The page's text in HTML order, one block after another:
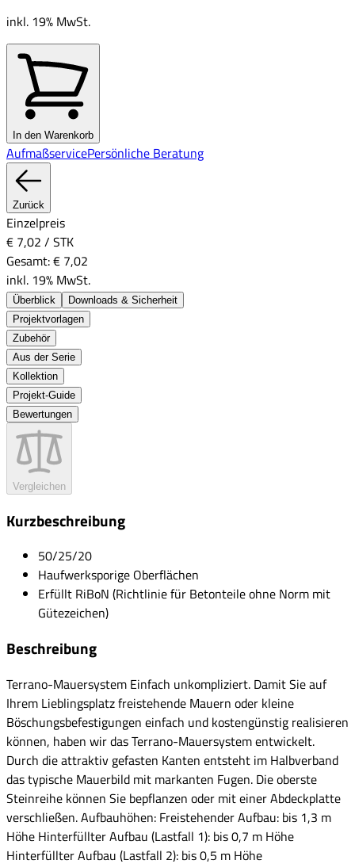
inkl. 19% MwSt.
In den Warenkorb
AufmaßservicePersönliche Beratung
Zurück
Einzelpreis
€ 7,02 / STK
Gesamt:€ 7,02
inkl. 19% MwSt.
Überblick
Downloads & Sicherheit
Projektvorlagen
Zubehör
Aus der Serie
Kollektion
Projekt-Guide
Bewertungen
Vergleichen
Kurzbeschreibung
50/25/20
Haufwerksporige Oberflächen
Erfüllt RiBoN (Richtlinie für Betonteile ohne Norm mit
Gütezeichen)
Beschreibung
Terrano-Mauersystem Einfach unkompliziert. Damit Sie auf
Ihrem Lieblingsplatz freistehende Mauern oder kleine
Böschungsbefestigungen einfach und kostengünstig realisieren
können, haben wir das Terrano-Mauersystem entwickelt.
Durch die attraktiv gefasten Kanten entsteht im Halbverband
das typische Mauerbild mit markanten Fugen. Die oberste
Steinreihe können Sie bepflanzen oder mit einer Abdeckplatte
verschließen. Aufbauhöhen: Freistehender Aufbau: bis 1,3 m
Höhe Hinterfüllter Aufbau (Lastfall 1): bis 0,7 m Höhe
Hinterfüllter Aufbau (Lastfall 2): bis 0,5 m Höhe